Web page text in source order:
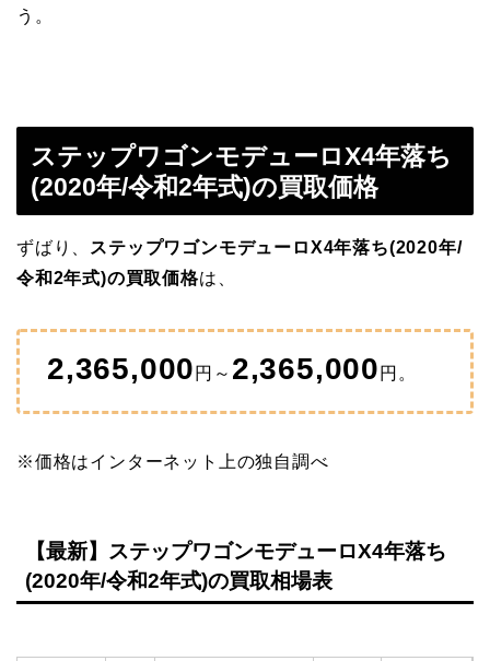
う。
ステップワゴンモデューロX4年落ち
(2020年/令和2年式)の買取価格
ずばり、
ステップワゴンモデューロX4年落ち(2020年/
令和2年式)の買取価格は、
2,365,000 円～ 2,365,000 円。
※価格はインターネット上の独自調べ
【最新】ステップワゴンモデューロX4年落ち
(2020年/令和2年式)の買取相場表